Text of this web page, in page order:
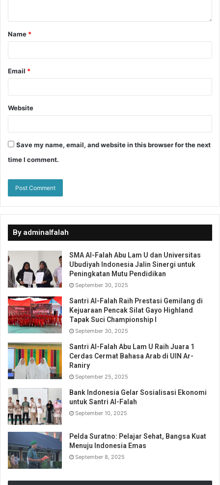
Name *
Email *
Website
Save my name, email, and website in this browser for the next
time I comment.
By adminalfalah
SMA Al-Falah Abu Lam U dan Universitas
Ubudiyah Indonesia Jalin Sinergi untuk
Peningkatan Mutu Pendidikan
September 30, 2025
Santri Al-Falah Raih Prestasi Gemilang di
Kejuaraan Pencak Silat Gayo Highland
Tapak Suci Championship I
September 30, 2025
Santri Al-Falah Abu Lam U Raih Juara 1
Cerdas Cermat Bahasa Arab di UIN Ar-
Raniry
September 25, 2025
Bank Indonesia Gelar Sosialisasi Ekonomi
untuk Santri Al-Falah
September 10, 2025
Pelda Suratno: Pelajar Sehat, Bangsa Kuat
Menuju Indonesia Emas
September 8, 2025